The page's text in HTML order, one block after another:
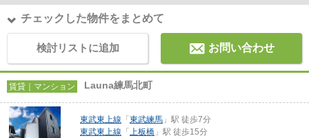
チェックした物件をまとめて
検討リストに追加 お問い合わせ
賃貸｜マンション Launa練馬北町
東武東上線 「 東武練馬 」駅 徒歩7分
東武東上線 「 上板橋 」駅 徒歩15分